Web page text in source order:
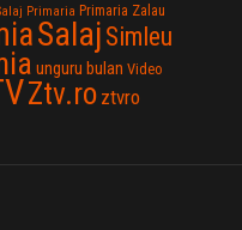
Primaria Primaria Zalau
Salaj Simleu
unguru bulan Video
Ztv.ro ztvro